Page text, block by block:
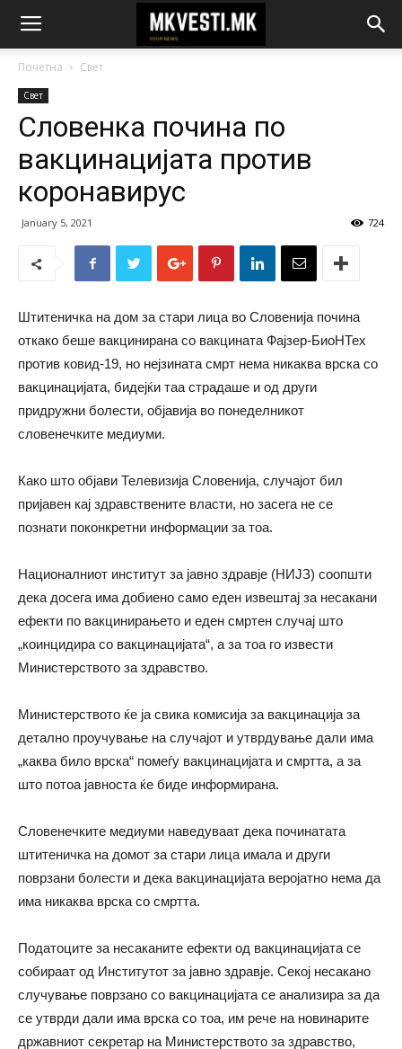
Почетна Свет
Свет
Словенка почина по
вакцинацијата против
коронавирус
January 5, 2021 724
Штитеничка на дом за стари лица во Словенија почина
откако беше вакцинирана со вакцината Фајзер-БиоНТех
против ковид-19, но нејзината смрт нема никаква врска со
вакцинацијата, бидејќи таа страдаше и од други
придружни болести, објавија во понеделникот
словенечките медиуми.
Како што објави Телевизија Словенија, случајот бил
пријавен кај здравствените власти, но засега не се
познати поконкретни информации за тоа.
Националниот институт за јавно здравје (НИЈЗ) соопшти
дека досега има добиено само еден извештај за несакани
ефекти по вакцинирањето и еден смртен случај што
„коинцидира со вакцинацијата“, а за тоа го извести
Министерството за здравство.
Министерството ќе ја свика комисија за вакцинација за
детално проучување на случајот и утврдување дали има
„каква било врска“ помеѓу вакцинацијата и смртта, а за
што потоа јавноста ќе биде информирана.
Словенечките медиуми наведуваат дека починатата
штитеничка на домот за стари лица имала и други
поврзани болести и дека вакцинацијата веројатно нема да
има никаква врска со смртта.
Податоците за несаканите ефекти од вакцинацијата се
собираат од Институтот за јавно здравје. Секој несакано
случување поврзано со вакцинацијата се анализира за да
се утврди дали има врска со тоа, им рече на новинарите
државниот секретар на Министерството за здравство,